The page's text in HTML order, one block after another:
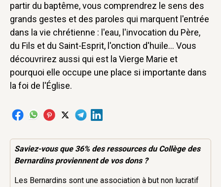
partir du baptême, vous comprendrez le sens des
grands gestes et des paroles qui marquent l'entrée
dans la vie chrétienne : l'eau, l'invocation du Père,
du Fils et du Saint-Esprit, l'onction d'huile... Vous
découvrirez aussi qui est la Vierge Marie et
pourquoi elle occupe une place si importante dans
la foi de l'Église.
Saviez-vous que 36% desressourcesdu Collège des
Bernardins proviennent de vos dons ?
Les Bernardins sont une association à but non lucratif